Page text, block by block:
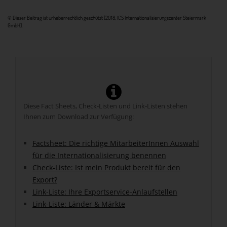
© Dieser Beitrag ist urheberrechtlich geschützt [2018, ICS Internationalisierungscenter Steiermark
GmbH].
Diese Fact Sheets, Check-Listen und Link-Listen stehen
Ihnen zum Download zur Verfügung:
Factsheet: Die richtige MitarbeiterInnen Auswahl
für die Internationalisierung benennen
Check-Liste: Ist mein Produkt bereit für den
Export?
Link-Liste: Ihre Exportservice-Anlaufstellen
Link-Liste: Länder & Märkte